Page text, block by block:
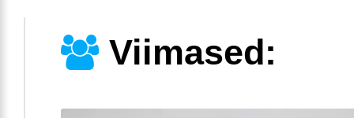
Viimased: